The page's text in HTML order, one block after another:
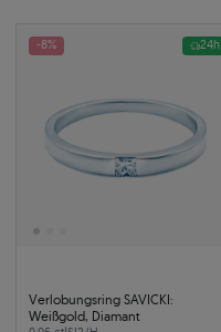
-8% 24h
Verlobungsring SAVICKI:
Weißgold, Diamant